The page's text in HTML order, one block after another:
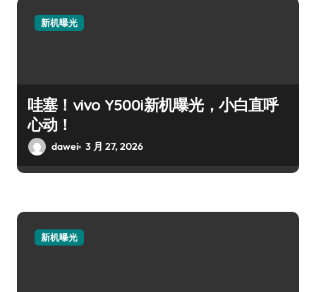
新机曝光
哇塞！vivo Y500i新机曝光，小白直呼
心动！
dawei 3 月 27, 2026
新机曝光